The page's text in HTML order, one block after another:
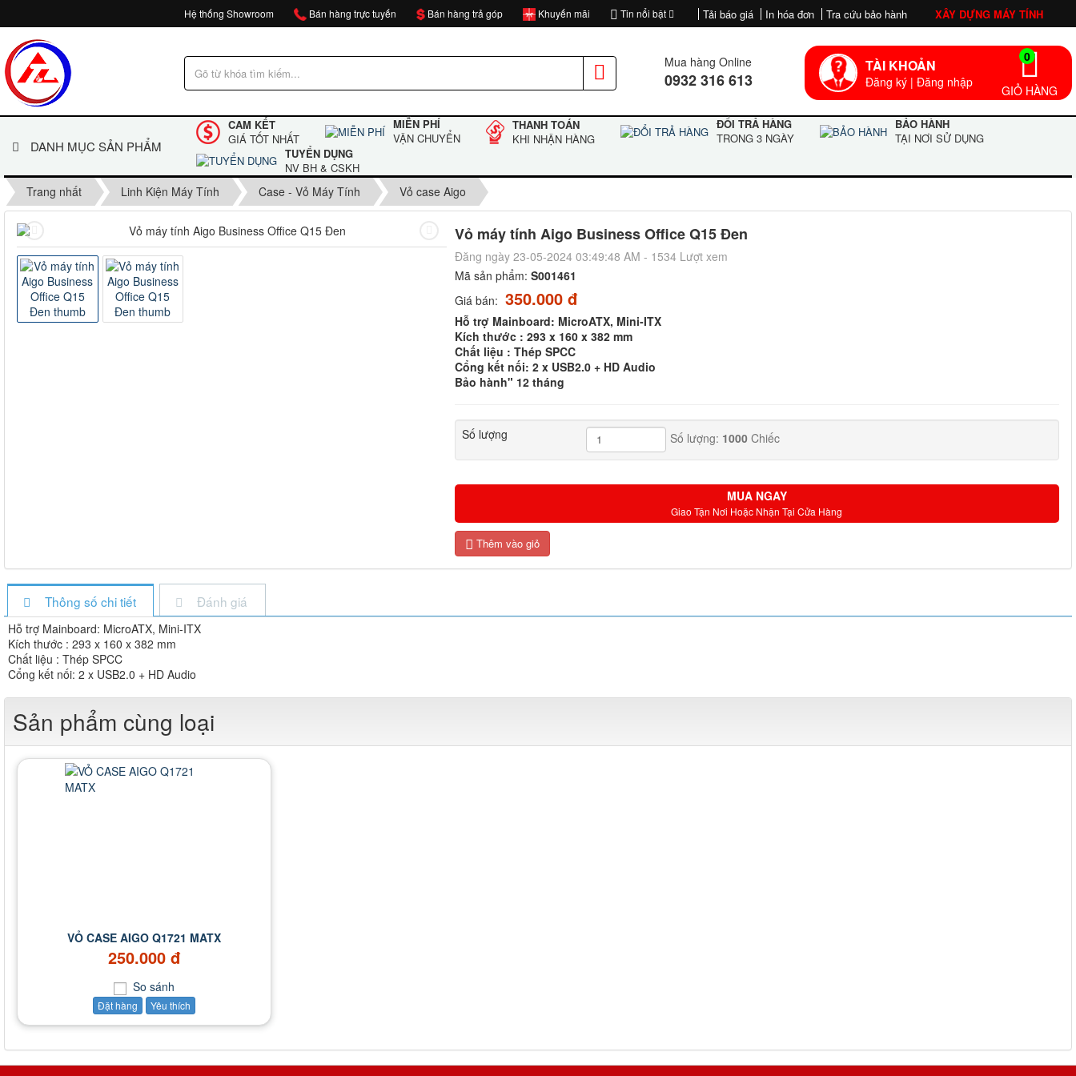
Hệ thống Showroom Bán hàng trực tuyến Bán hàng trả góp Khuyến mãi Tin nổi bật Tải báo giá In hóa đơn Tra cứu bảo hành XÂY DỰNG MÁY TÍNH
Mua hàng Online
0932 316 613
TÀI KHOẢN
Đăng ký | Đăng nhập
0
GIỎ HÀNG
DANH MỤC SẢN PHẨM
CAM KẾT
GIÁ TỐT NHẤT
MIỄN PHÍ
VẬN CHUYỂN
THANH TOÁN
KHI NHẬN HÀNG
ĐỔI TRẢ HÀNG
TRONG 3 NGÀY
BẢO HÀNH
TẠI NƠI SỬ DỤNG
TUYỂN DỤNG
NV BH & CSKH
Trang nhất Linh Kiện Máy Tính Case - Vỏ Máy Tính Vỏ case Aigo
Vỏ máy tính Aigo Business Office Q15 Đen
Đăng ngày 23-05-2024 03:49:48 AM - 1534 Lượt xem
Mã sản phẩm: S001461
Giá bán: 350.000 đ
Hỗ trợ Mainboard: MicroATX, Mini-ITX
Kích thước : 293 x 160 x 382 mm
Chất liệu : Thép SPCC
Cổng kết nối: 2 x USB2.0 + HD Audio
Bảo hành" 12 tháng
Số lượng Số lượng: 1000 Chiếc
MUA NGAY
Giao Tận Nơi Hoặc Nhận Tại Cửa Hàng
Thêm vào giỏ
Thông số chi tiết Đánh giá
Hỗ trợ Mainboard: MicroATX, Mini-ITX
Kích thước : 293 x 160 x 382 mm
Chất liệu : Thép SPCC
Cổng kết nối: 2 x USB2.0 + HD Audio
Sản phẩm cùng loại
VỎ CASE AIGO Q1721 MATX
250.000 đ
So sánh
Đặt hàng Yêu thích